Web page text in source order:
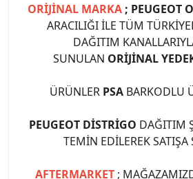
ORİJİNAL MARKA ; PEUGEOT
ARACILIĞI İLE TÜM
DAĞITIM
SUNULAN ORİJİNAL
ÜRÜNLER PSA BARKODLU
PEUGEOT DİSTRİGO DAĞITIM
TEMİN EDİLEREK SATIŞA
AFTERMARKET ;